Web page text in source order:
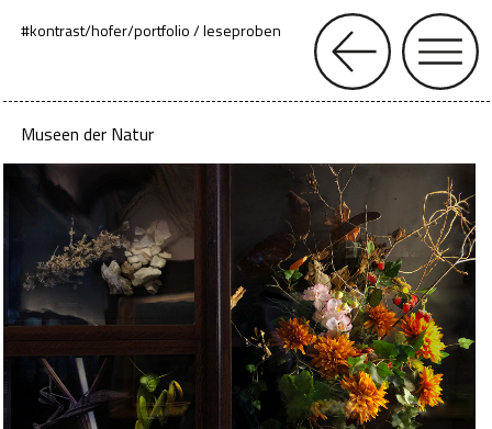
#kontrast/hofer/portfolio / leseproben
Museen der Natur